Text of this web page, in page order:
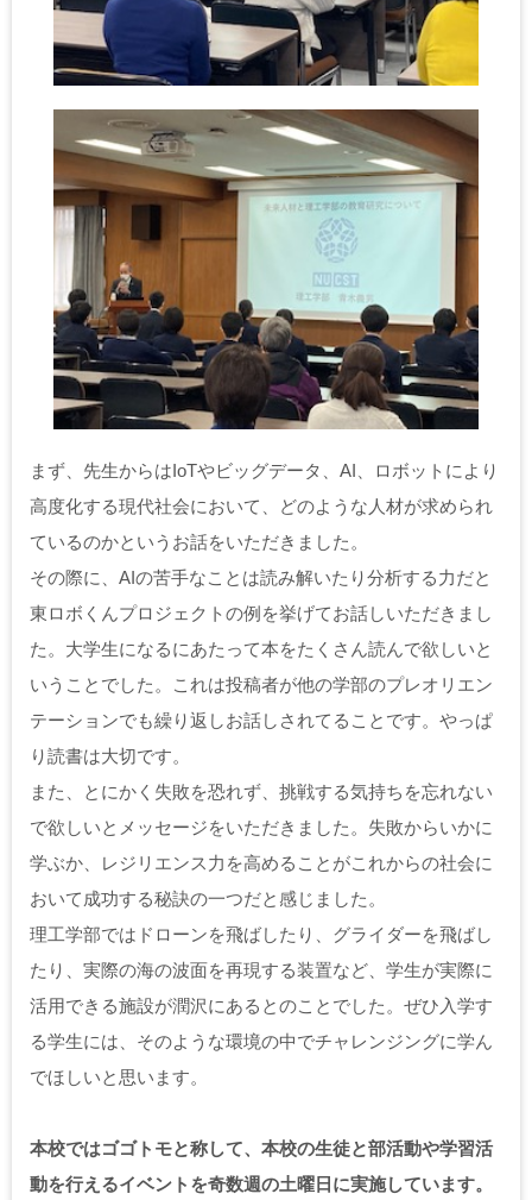
まず、先生からはIoTやビッグデータ、AI、ロボットにより
高度化する現代社会において、どのような人材が求められ
ているのかというお話をいただきました。
その際に、AIの苦手なことは読み解いたり分析する力だと
東ロボくんプロジェクトの例を挙げてお話しいただきまし
た。大学生になるにあたって本をたくさん読んで欲しいと
いうことでした。これは投稿者が他の学部のプレオリエン
テーションでも繰り返しお話しされてることです。やっぱ
り読書は大切です。
また、とにかく失敗を恐れず、挑戦する気持ちを忘れない
で欲しいとメッセージをいただきました。失敗からいかに
学ぶか、レジリエンス力を高めることがこれからの社会に
おいて成功する秘訣の一つだと感じました。
理工学部ではドローンを飛ばしたり、グライダーを飛ばし
たり、実際の海の波面を再現する装置など、学生が実際に
活用できる施設が潤沢にあるとのことでした。ぜひ入学す
る学生には、そのような環境の中でチャレンジングに学ん
でほしいと思います。
本校ではゴゴトモと称して、本校の生徒と部活動や学習活
動を行えるイベントを奇数週の土曜日に実施しています。